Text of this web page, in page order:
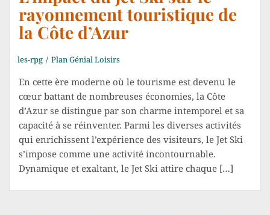
rayonnement touristique de
la Côte d’Azur
les-rpg Plan Génial Loisirs
En cette ère moderne où le tourisme est devenu le
cœur battant de nombreuses économies, la Côte
d’Azur se distingue par son charme intemporel et sa
capacité à se réinventer. Parmi les diverses activités
qui enrichissent l’expérience des visiteurs, le Jet Ski
s’impose comme une activité incontournable.
Dynamique et exaltant, le Jet Ski attire chaque […]